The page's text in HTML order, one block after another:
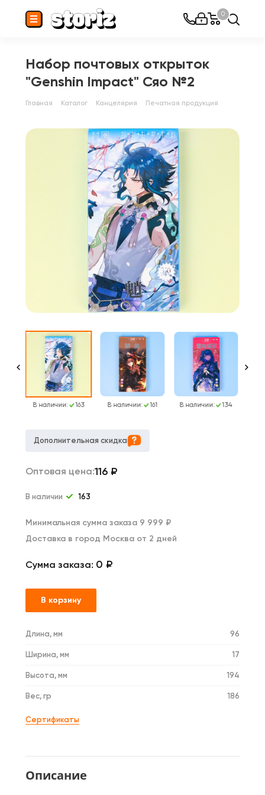
0
Набор почтовых открыток
"Genshin Impact" Сяо №2
Главная Каталог Канцелярия Печатная продукция
В наличии: 163 В наличии: 161 В наличии: 134
Дополнительная скидка
Оптовая цена:116 ₽
В наличии 163
Минимальная сумма заказа 9 999 ₽
Доставка в город Москва от 2 дней
Сумма заказа: 0 ₽
В корзину
Длина, мм 96
Ширина, мм 17
Высота, мм 194
Вес, гр 186
Сертификаты
Описание